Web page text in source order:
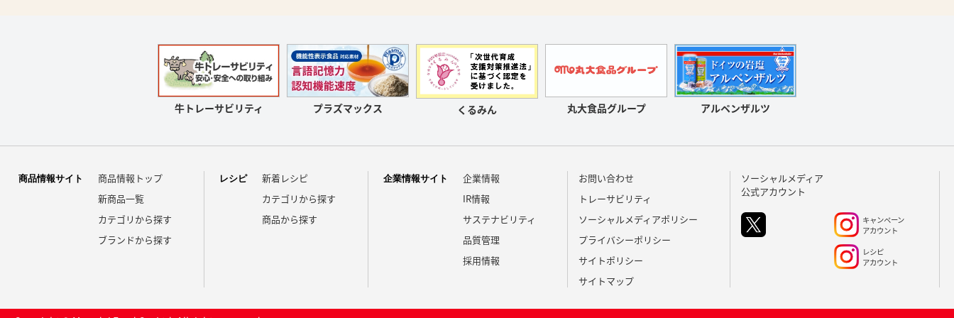
牛トレーサビリティ プラズマックス くるみん 丸大食品グループ アルペンザルツ
商品情報サイト
商品情報トップ
新商品一覧
カテゴリから探す
ブランドから探す
レシピ
新着レシピ
カテゴリから探す
商品から探す
企業情報サイト
企業情報
IR情報
サステナビリティ
品質管理
採用情報
お問い合わせ
トレーサビリティ
ソーシャルメディアポリシー
プライバシーポリシー
サイトポリシー
サイトマップ
ソーシャルメディア
公式アカウント
キャンペーン
アカウント
レシピ
アカウント